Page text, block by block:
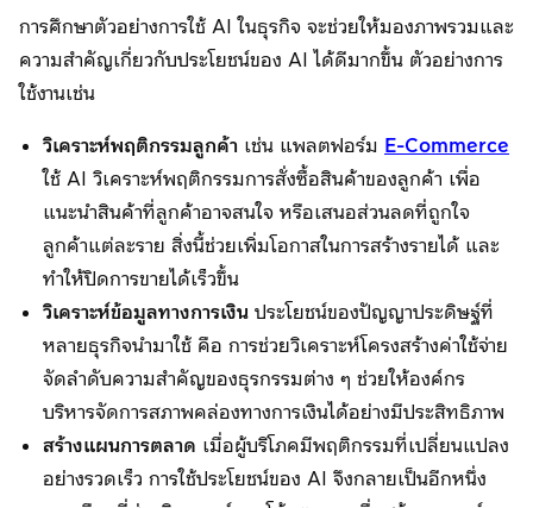
การศึกษาตัวอย่างการใช้ AI ในธุรกิจ จะช่วยให้มองภาพรวมและ
ความสำคัญเกี่ยวกับประโยชน์ของ AI ได้ดีมากขึ้น ตัวอย่างการ
ใช้งานเช่น
วิเคราะห์พฤติกรรมลูกค้า เช่น แพลตฟอร์ม E-Commerce
ใช้ AI วิเคราะห์พฤติกรรมการสั่งซื้อสินค้าของลูกค้า เพื่อ
แนะนำสินค้าที่ลูกค้าอาจสนใจ หรือเสนอส่วนลดที่ถูกใจ
ลูกค้าแต่ละราย สิ่งนี้ช่วยเพิ่มโอกาสในการสร้างรายได้ และ
ทำให้ปิดการขายได้เร็วขึ้น
วิเคราะห์ข้อมูลทางการเงิน ประโยชน์ของปัญญาประดิษฐ์ที่
หลายธุรกิจนำมาใช้ คือ การช่วยวิเคราะห์โครงสร้างค่าใช้จ่าย
จัดลำดับความสำคัญของธุรกรรมต่าง ๆ ช่วยให้องค์กร
บริหารจัดการสภาพคล่องทางการเงินได้อย่างมีประสิทธิภาพ
สร้างแผนการตลาด เมื่อผู้บริโภคมีพฤติกรรมที่เปลี่ยนแปลง
อย่างรวดเร็ว การใช้ประโยชน์ของ AI จึงกลายเป็นอีกหนึ่ง